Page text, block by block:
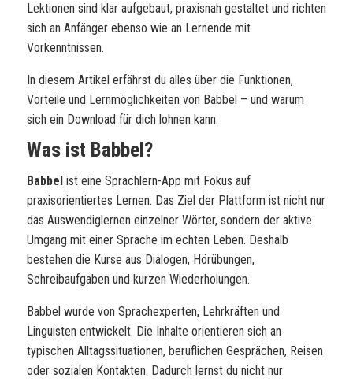
Lektionen sind klar aufgebaut, praxisnah gestaltet und richten
sich an Anfänger ebenso wie an Lernende mit
Vorkenntnissen.
In diesem Artikel erfährst du alles über die Funktionen,
Vorteile und Lernmöglichkeiten von Babbel – und warum
sich ein Download für dich lohnen kann.
Was ist Babbel?
Babbel ist eine Sprachlern-App mit Fokus auf
praxisorientiertes Lernen. Das Ziel der Plattform ist nicht nur
das Auswendiglernen einzelner Wörter, sondern der aktive
Umgang mit einer Sprache im echten Leben. Deshalb
bestehen die Kurse aus Dialogen, Hörübungen,
Schreibaufgaben und kurzen Wiederholungen.
Babbel wurde von Sprachexperten, Lehrkräften und
Linguisten entwickelt. Die Inhalte orientieren sich an
typischen Alltagssituationen, beruflichen Gesprächen, Reisen
oder sozialen Kontakten. Dadurch lernst du nicht nur